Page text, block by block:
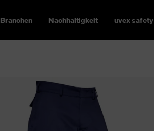
Branchen Nachhaltigkeit uvex safety